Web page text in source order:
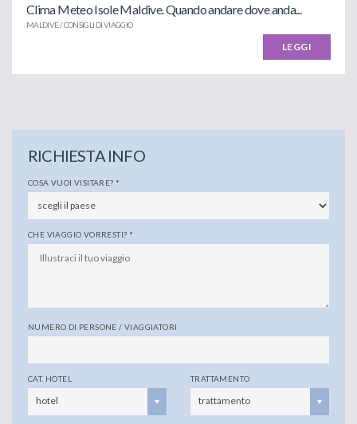
Clima Meteo Isole Maldive. Quando andare dove anda...
MALDIVE / CONSIGLI DI VIAGGIO
LEGGI
RICHIESTA INFO
COSA VUOI VISITARE? *
CHE VIAGGIO VORRESTI? *
NUMERO DI PERSONE / VIAGGIATORI
CAT. HOTEL
hotel
TRATTAMENTO
trattamento